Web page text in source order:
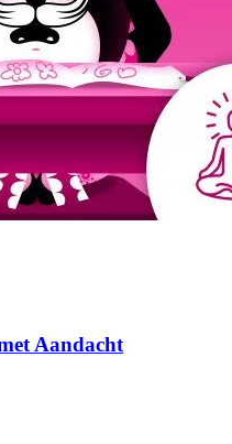
Aandacht